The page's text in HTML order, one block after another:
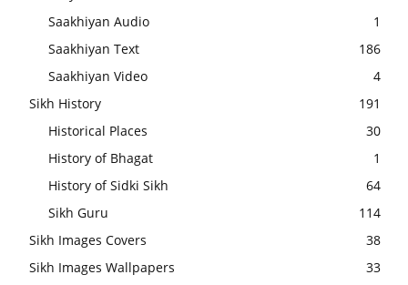
Saakhiyan Audio
1
Saakhiyan Text
186
Saakhiyan Video
4
Sikh History
191
Historical Places
30
History of Bhagat
1
History of Sidki Sikh
64
Sikh Guru
114
Sikh Images Covers
38
Sikh Images Wallpapers
33